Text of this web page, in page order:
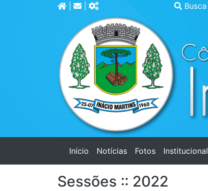
| Busca
Início (current)
Notícias Fotos Institucional
Sessões :: 2022